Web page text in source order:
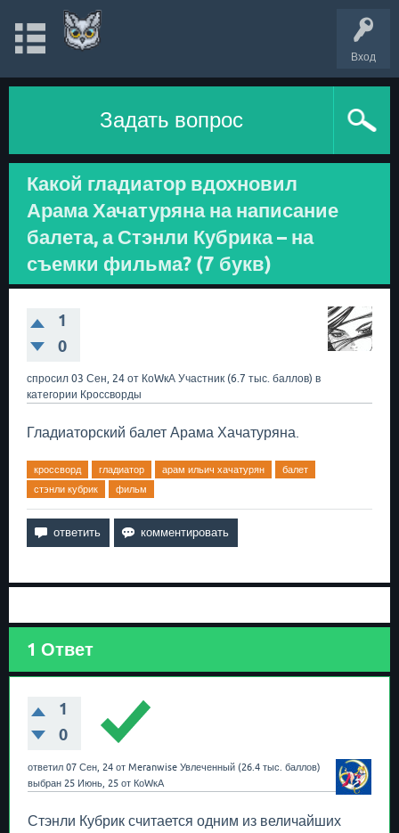
Вход
Задать вопрос
Какой гладиатор вдохновил
Арама Хачатуряна на написание
балета, а Стэнли Кубрика – на
съемки фильма? (7 букв)
1
0
спросил 03 Сен, 24 от КоWкА Участник (6.7 тыс. баллов) в
категории Кроссворды
Гладиаторский балет Арама Хачатуряна.
кроссворд гладиатор арам ильич хачатурян
балет
стэнли кубрик
фильм
1 Ответ
1
0
ответил 07 Сен, 24 от Meranwise Увлеченный (26.4 тыс. баллов)
выбран 25 Июнь, 25 от КоWкА
Стэнли Кубрик считается одним из величайших